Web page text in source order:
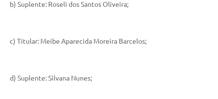
b) Suplente: Roseli dos Santos Oliveira;
c) Titular: Meibe Aparecida Moreira Barcelos;
d) Suplente: Silvana Nunes;